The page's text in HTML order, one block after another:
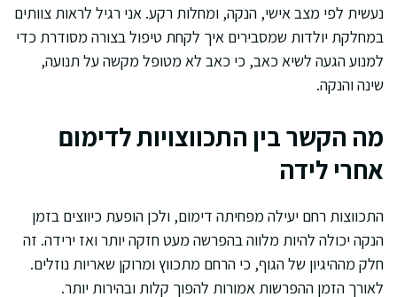
נעשית לפי מצב אישי, הנקה, ומחלות רקע. אני רגיל לראות צוותים
במחלקת יולדות שמסבירים איך לקחת טיפול בצורה מסודרת כדי
למנוע הגעה לשיא כאב, כי כאב לא מטופל מקשה על תנועה,
שינה והנקה.
מה הקשר בין התכווצויות לדימום
אחרי לידה
התכווצות רחם יעילה מפחיתה דימום, ולכן הופעת כיווצים בזמן
הנקה יכולה להיות מלווה בהפרשה מעט חזקה יותר ואז ירידה. זה
חלק מההיגיון של הגוף, כי הרחם מתכווץ ומרוקן שאריות נוזלים.
לאורך הזמן ההפרשות אמורות להפוך קלות ובהירות יותר.